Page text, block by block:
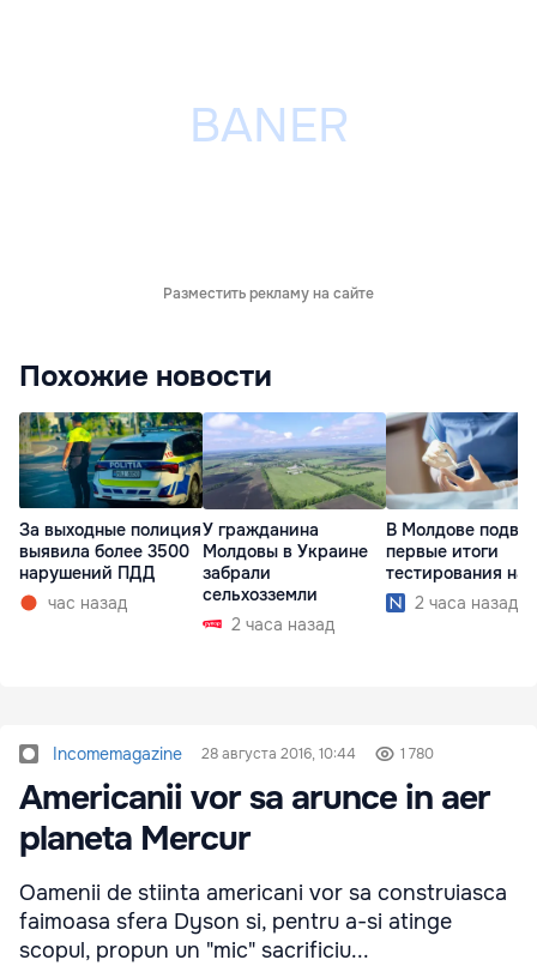
Разместить рекламу на сайте
Похожие новости
За выходные полиция
выявила более 3500
нарушений ПДД
час назад
У гражданина
Молдовы в Украине
забрали
сельхозземли
2 часа назад
В Молдове
первые итоги
тестирования на
2 часа назад
Incomemagazine 28 августа 2016, 10:44 1 780
Americanii vor sa arunce in aer
planeta Mercur
Oamenii de stiinta americani vor sa construiasca
faimoasa sfera Dyson si, pentru a-si atinge
scopul, propun un "mic" sacrificiu...